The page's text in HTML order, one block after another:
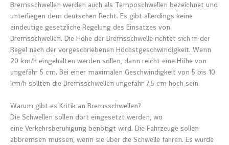
Bremsschwellen werden auch als Temposchwellen bezeichnet und
unterliegen dem deutschen Recht. Es gibt allerdings keine
eindeutige gesetzliche Regelung des Einsatzes von
Bremsschwellen. Die Höhe der Bremsschwelle richtet sich in der
Regel nach der vorgeschriebenen Höchstgeschwindigkeit. Wenn
20 km/h eingehalten werden sollen, dann reicht eine Höhe von
ungefähr 5 cm. Bei einer maximalen Geschwindigkeit von 5 bis 10
km/h sollten die Bremsschwellen ungefähr 7,5 cm hoch sein.
Warum gibt es Kritik an Bremsschwellen?
Die Schwellen sollen dort eingesetzt werden, wo
eine Verkehrsberuhigung benötigt wird. Die Fahrzeuge sollen
abbremsen müssen, wenn sie über die Schwelle fahren. Es wurde